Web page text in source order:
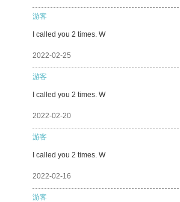
游客
I called you 2 times. W
2022-02-25
游客
I called you 2 times. W
2022-02-20
游客
I called you 2 times. W
2022-02-16
游客